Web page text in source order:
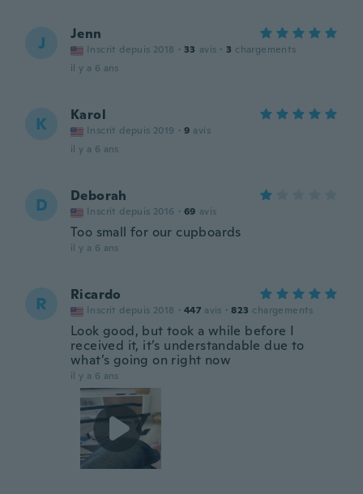
J Jenn
Inscrit depuis 2018 · 33 avis · 3 chargements
il y a 6 ans
K Karol
Inscrit depuis 2019 · 9 avis
il y a 6 ans
D Deborah
Inscrit depuis 2016 · 69 avis
Too small for our cupboards
il y a 6 ans
R Ricardo
Inscrit depuis 2018 · 447 avis · 823 chargements
Look good, but took a while before I
received it, it’s understandable due to
what’s going on right now
il y a 6 ans